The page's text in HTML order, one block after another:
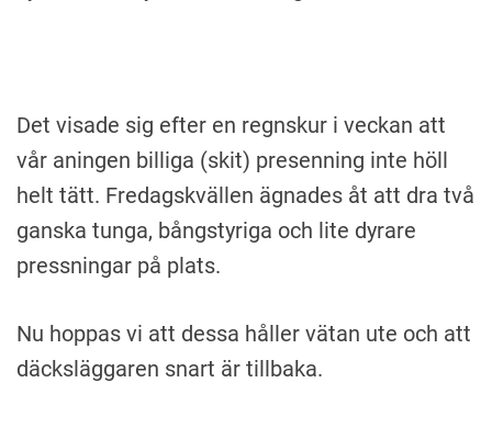
Det visade sig efter en regnskur i veckan att
vår aningen billiga (skit) presenning inte höll
helt tätt. Fredagskvällen ägnades åt att dra två
ganska tunga, bångstyriga och lite dyrare
pressningar på plats.
Nu hoppas vi att dessa håller vätan ute och att
däcksläggaren snart är tillbaka.